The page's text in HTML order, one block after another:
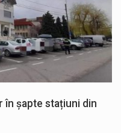
în șapte stațiuni din